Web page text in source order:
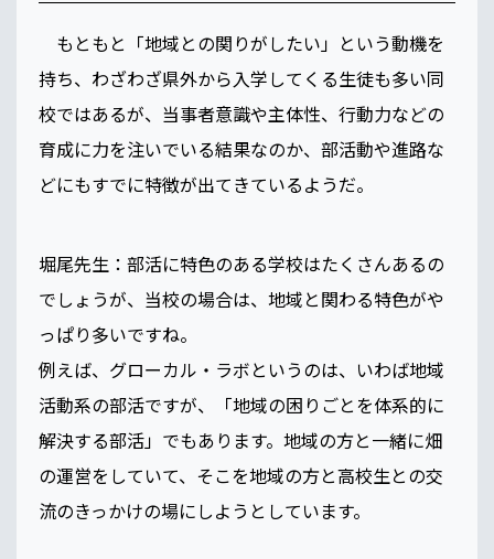
もともと「地域との関りがしたい」という動機を
持ち、わざわざ県外から入学してくる生徒も多い同
校ではあるが、当事者意識や主体性、行動力などの
育成に力を注いでいる結果なのか、部活動や進路な
どにもすでに特徴が出てきているようだ。
堀尾先生：部活に特色のある学校はたくさんあるの
でしょうが、当校の場合は、地域と関わる特色がや
っぱり多いですね。
例えば、グローカル・ラボというのは、いわば地域
活動系の部活ですが、「地域の困りごとを体系的に
解決する部活」でもあります。地域の方と一緒に畑
の運営をしていて、そこを地域の方と高校生との交
流のきっかけの場にしようとしています。